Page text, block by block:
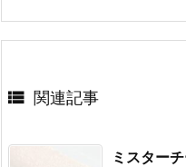
 関連記事
ミスター